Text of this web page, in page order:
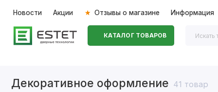
Новости Акции Отзывы о магазине Информация
КАТАЛОГ ТОВАРОВ
Декоративное оформление 41 товар